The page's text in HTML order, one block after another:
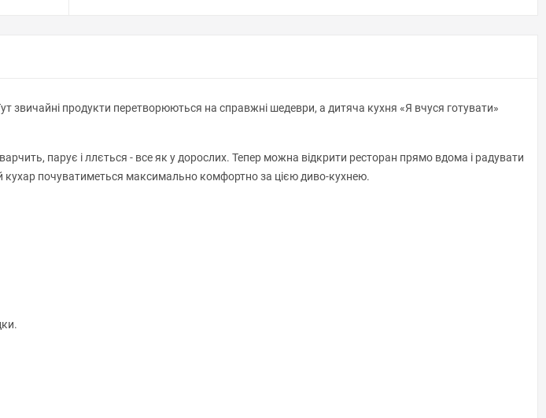
звичайні продукти перетворюються на справжні шедеври, а дитяча кухня «Я вчуся готувати»
парує і ллється - все як у дорослих. Тепер можна відкрити ресторан прямо вдома і радувати
кухар почуватиметься максимально комфортно за цією диво-кухнею.